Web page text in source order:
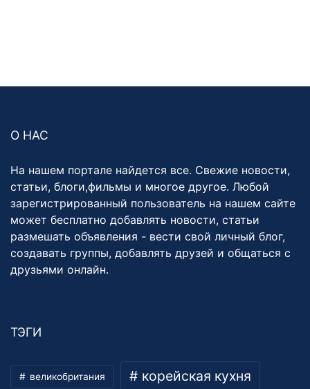
О НАС
На нашем портале найдется все. Свежие новости,
статьи, блоги,фильмы и многое другое. Любой
зарегистрированный пользователь на нашем сайте
может бесплатно добавлять новости, статьи
размешать объявления - вести свой личный блог,
создавать группы, добавлять друзей и общаться с
друзьями онлайн.
ТЭГИ
великобритания корейская кухня